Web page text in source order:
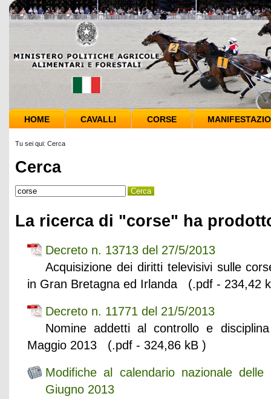
HOME CAVALLI CORSE
Tu sei qui: Cerca
Cerca
La ricerca di "corse" ha
Decreto n. 13713 del 27/5/2013
Acquisizione dei diritti televisivi sulle
in Gran Bretagna ed Irlanda (.pdf - 234,42
Decreto n. 11771 del 21/5/2013
Nomine addetti al controllo e
Maggio 2013 (.pdf - 324,86 kB )
Modifiche al calendario nazionale
Giugno 2013